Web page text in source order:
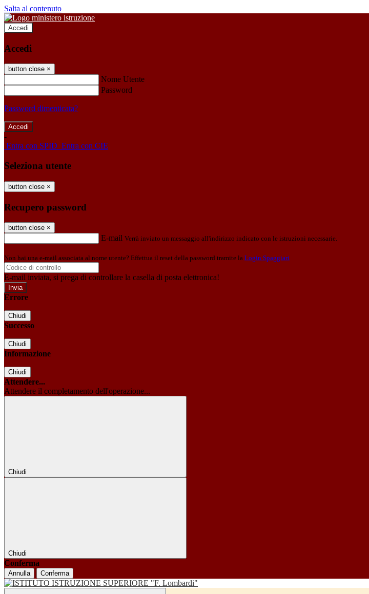
Salta al contenuto
Accedi
Accedi
button close ×
Nome Utente
Password
Password dimenticata?
-
Entra con SPID Entra con CIE
Seleziona utente
button close ×
Recupero password
button close ×
E-mail Verrà inviato un messaggio all'indirizzo indicato con le istruzioni necessarie.
Non hai una e-mail associata al nome utente? Effettua il reset della password tramite la Login Spaggiari
E-mail inviata, si prega di controllare la casella di posta elettronica!
Errore
Chiudi
Successo
Chiudi
Informazione
Chiudi
Attendere...
Attendere il completamento dell'operazione...
Chiudi
Chiudi
Conferma
Annulla Conferma